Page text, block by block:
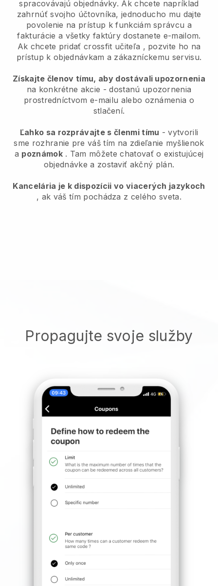
spracovávajú objednávky. Ak chcete napríklad
zahrnúť svojho účtovníka, jednoducho mu dajte
povolenie na prístup k funkciám správcu a
fakturácie a všetky faktúry dostanete e-mailom.
Ak chcete pridať crossfit učiteľa , pozvite ho na
prístup k objednávkam a zákazníckemu servisu.
Získajte členov tímu, aby dostávali upozornenia
na konkrétne akcie - dostanú upozornenia
prostredníctvom e-mailu alebo oznámenia o
stlačení.
Ľahko sa rozprávajte s členmi tímu - vytvorili
sme rozhranie pre váš tím na zdieľanie myšlienok
a poznámok. Tam môžete chatovať o existujúcej
objednávke a zostaviť akčný plán.
Kancelária je k dispozícii vo viacerých jazykoch
, ak váš tím pochádza z celého sveta.
Propagujte svoje služby